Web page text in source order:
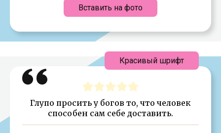
Вставить на фото
Глупо просить у богов то, что человек
способен сам себе доставить.
Красивый шрифт